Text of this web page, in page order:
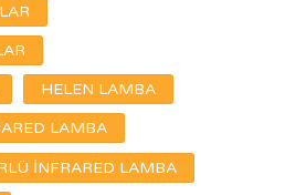
HELEN LAMBA
LAMBA
İNFRARED LAMBA